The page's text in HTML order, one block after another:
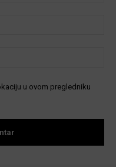
u ovom pregledniku